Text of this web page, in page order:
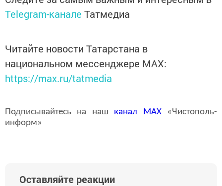
Telegram-канале Татмедиа
Читайте новости Татарстана в
национальном мессенджере MАХ:
https://max.ru/tatmedia
Подписывайтесь на наш канал MAX«Чистополь-
информ»
Оставляйте реакции